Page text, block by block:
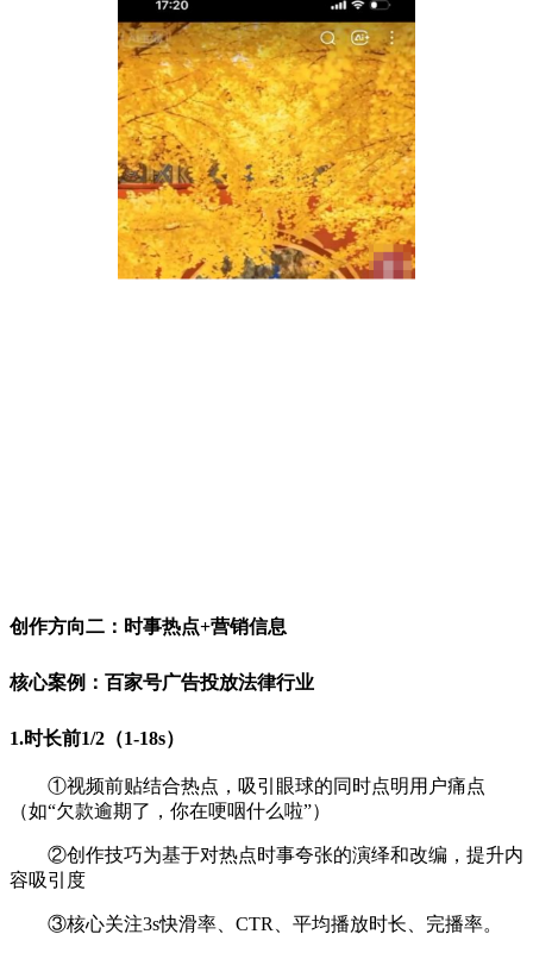
创作方向二：时事热点+营销信息
核心案例： 百家号广告投放法律行业
1.时长前1/2（1-18s）
①视频前贴结合热点，吸引眼球的同时点明用户痛点
（如“欠款逾期了，你在哽咽什么啦”）
②创作技巧为基于对热点时事夸张的演绎和改编，提升内
容吸引度
③核心关注3s快滑率、CTR、平均播放时长、完播率。